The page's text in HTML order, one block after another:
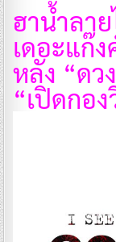
ฮาน้ำลา
เดอะแก๊
หลัง “ดว
“เปิดกอ